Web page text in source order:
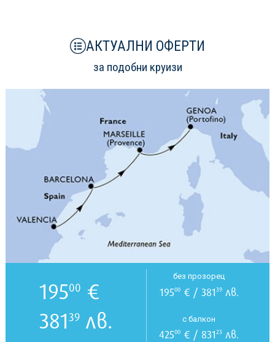
АКТУАЛНИ ОФЕРТИ
за подобни круизи
19500 €
38139лв.
без прозорец
19500€ / 38139лв.
с балкон
42500 € / 83123 лв.